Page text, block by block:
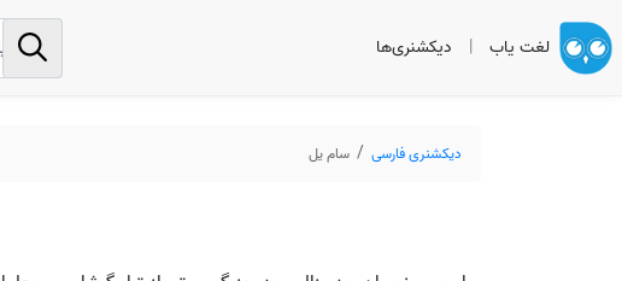
لغت یاب | دیکشنری‌ها
دیکشنری فارسی سام یل